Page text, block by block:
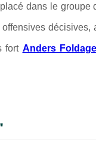
dans le groupe
décisives,
fort Anders